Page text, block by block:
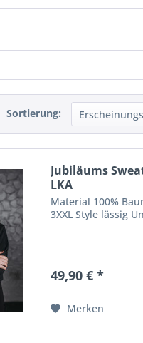
Sortierung:
Jubiläums
LKA
Material 100%
3XXL Style lässig
49,90 € *
Merken